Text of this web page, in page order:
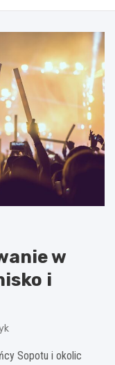
w
i
Sopotu i okolic